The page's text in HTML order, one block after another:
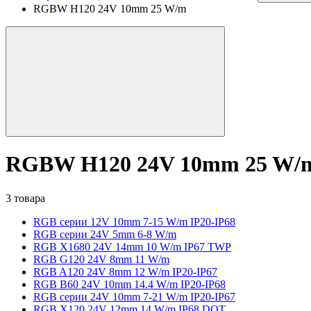
RGBW H120 24V 10mm 25 W/m
RGBW H120 24V 10mm 25 W/
3 товара
RGB серии 12V 10mm 7-15 W/m IP20-IP68
RGB серии 24V 5mm 6-8 W/m
RGB X1680 24V 14mm 10 W/m IP67 TWP
RGB G120 24V 8mm 11 W/m
RGB A120 24V 8mm 12 W/m IP20-IP67
RGB B60 24V 10mm 14.4 W/m IP20-IP68
RGB серии 24V 10mm 7-21 W/m IP20-IP67